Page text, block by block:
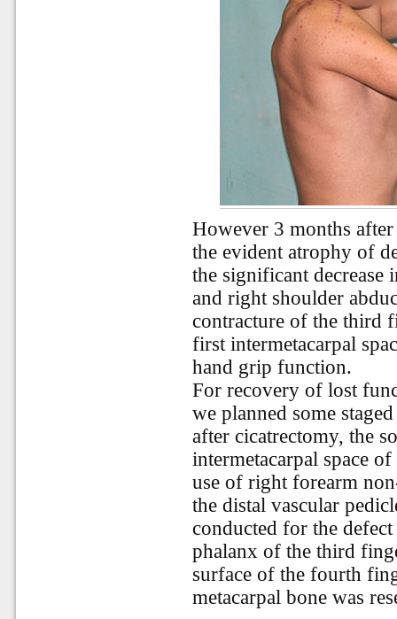
However 3 months
the evident atrophy of
the significant
and right shoulder
contracture of the third
first intermetacarpal
hand grip function.
For recovery of lost
we planned some
after cicatrectomy, the
intermetacarpal space
use of right forearm
the distal vascular
conducted for the
phalanx of the third
surface of the fourth
metacarpal bone was